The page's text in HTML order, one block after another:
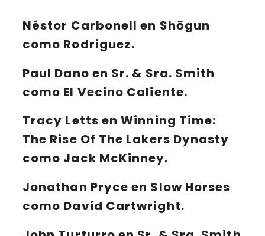
Néstor Carbonell en Shōgun
como Rodriguez.
Paul Dano en Sr. & Sra. Smith
como El Vecino Caliente.
Tracy Letts en Winning Time:
The Rise Of The Lakers Dynasty
como Jack McKinney.
Jonathan Pryce en Slow Horses
como David Cartwright.